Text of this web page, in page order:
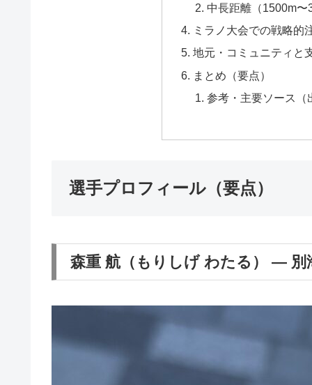
中長距離（1500m
ミラノ大会での戦略的
地元・コミュニティと
まとめ（要点）
参考・主要ソース（
選手プロフィール（要点）
森重 航（もりしげ わたる） — 別